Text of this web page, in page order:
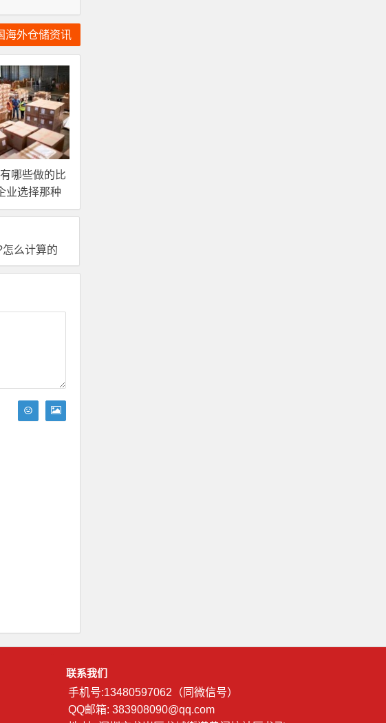
海外仓储资讯
哪些做的比
业选择那种
么计算的
联系我们
手机号:13480597062（同微信号）
QQ邮箱: 383908090@qq.com